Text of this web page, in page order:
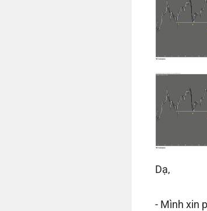
Dạ,
- Mình xin